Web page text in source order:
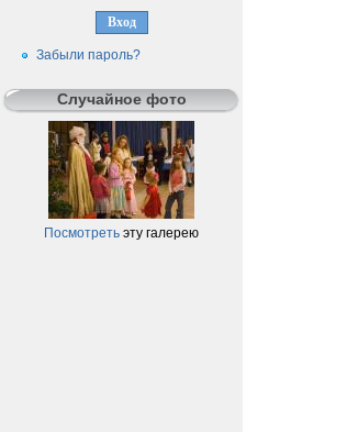
Забыли пароль?
Случайное фото
Посмотреть эту галерею